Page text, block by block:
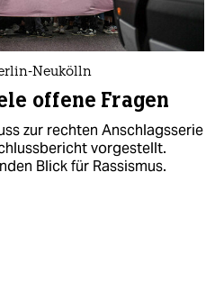
Neukölln
offene Fragen
zur rechten Anschlagsserie
vorgestellt.
Blick für Rassismus.